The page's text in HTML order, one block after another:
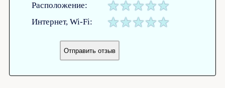
Расположение:
Интернет, Wi-Fi: